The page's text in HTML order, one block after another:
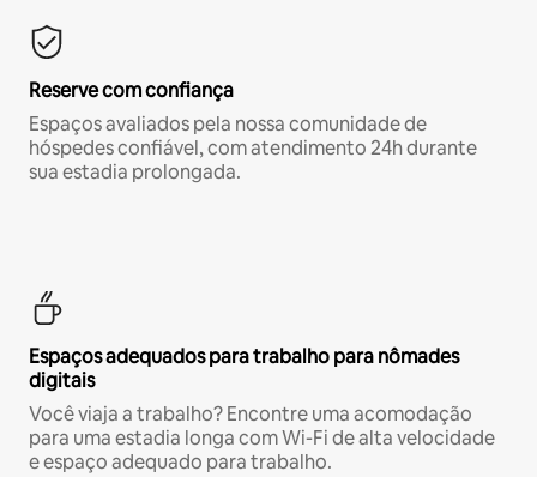
Reserve com confiança
Espaços avaliados pela nossa comunidade de
hóspedes confiável, com atendimento 24h durante
sua estadia prolongada.
Espaços adequados para trabalho para nômades
digitais
Você viaja a trabalho? Encontre uma acomodação
para uma estadia longa com Wi-Fi de alta velocidade
e espaço adequado para trabalho.